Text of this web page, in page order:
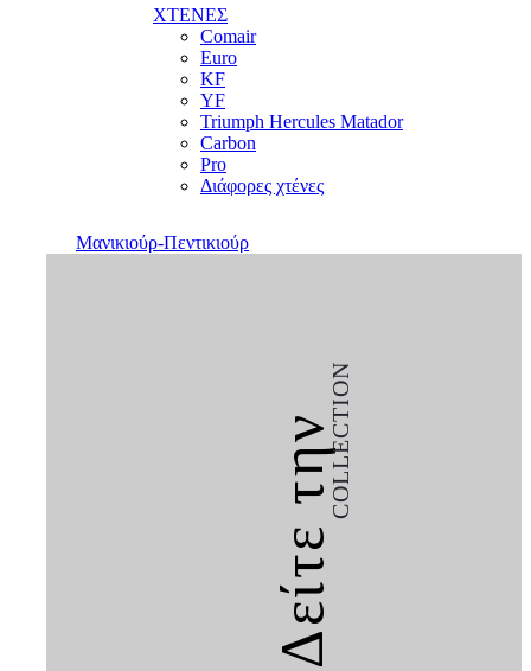
ΧΤΕΝΕΣ
Comair
Euro
KF
YF
Triumph Hercules Matador
Carbon
Pro
Διάφορες χτένες
Μανικιούρ-Πεντικιούρ
Δείτε τηνCOLLECTION